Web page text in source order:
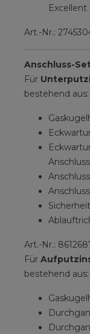
Excellent
Art.-Nr.:
Anschluss-
Für
bestehend aus:
Art.-Nr.:
Für
bestehend aus: